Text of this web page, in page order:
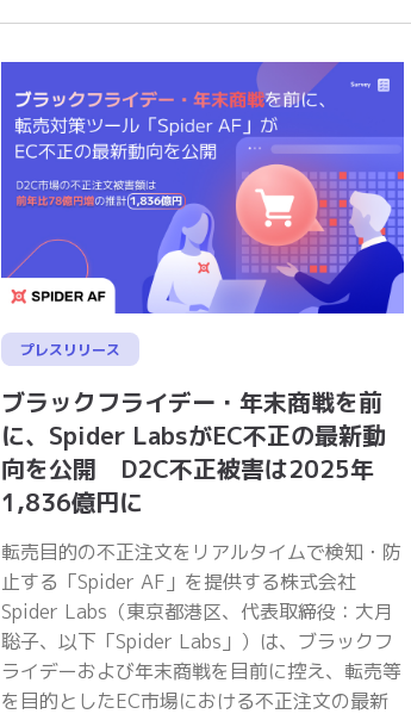
プレスリリース
ブラックフライデー・年末商戦を前
に、Spider LabsがEC不正の最新動
向を公開 D2C不正被害は2025年
1,836億円に
転売目的の不正注文をリアルタイムで検知・防
止する「Spider AF」を提供する株式会社
Spider Labs（東京都港区、代表取締役：大月
聡子、以下「Spider Labs」）は、ブラックフ
ライデーおよび年末商戦を目前に控え、転売等
を目的としたEC市場における不正注文の最新